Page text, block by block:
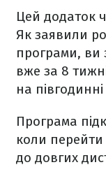
Цей додаток
Як заявили
програми, ви
вже за 8
на
Програма
коли перейти
до довгих